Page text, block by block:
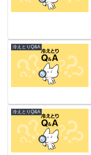
冷えとりQ&A
冷えとりQ&A